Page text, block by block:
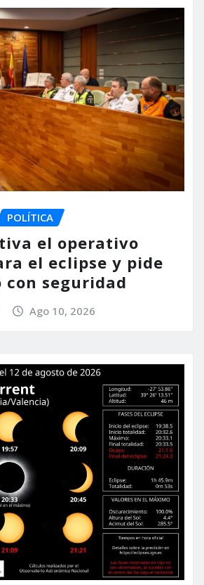
POLÍTICA
el operativo
el eclipse y pide
seguridad
Ago 10, 2026